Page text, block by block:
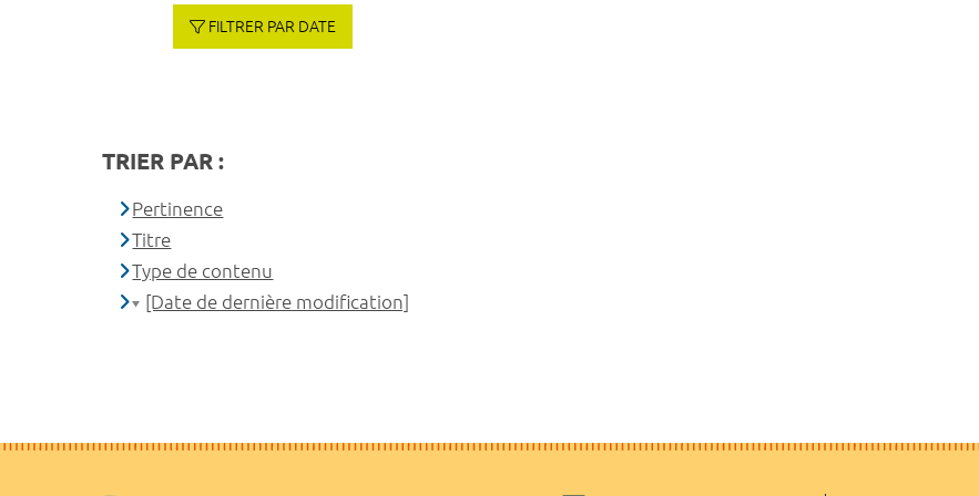
FILTRER PAR DATE
TRIER PAR :
Pertinence
Titre
Type de contenu
[Date de dernière modification]